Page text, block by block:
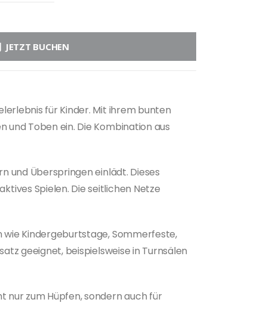
JETZT BUCHEN
für Kinder. Mit ihrem bunten
und Toben ein. Die Kombination aus
und Überspringen einlädt. Dieses
Spielen. Die seitlichen Netze
Kindergeburtstage, Sommerfeste,
geeignet, beispielsweise in Turnsälen
nur zum Hüpfen, sondern auch für